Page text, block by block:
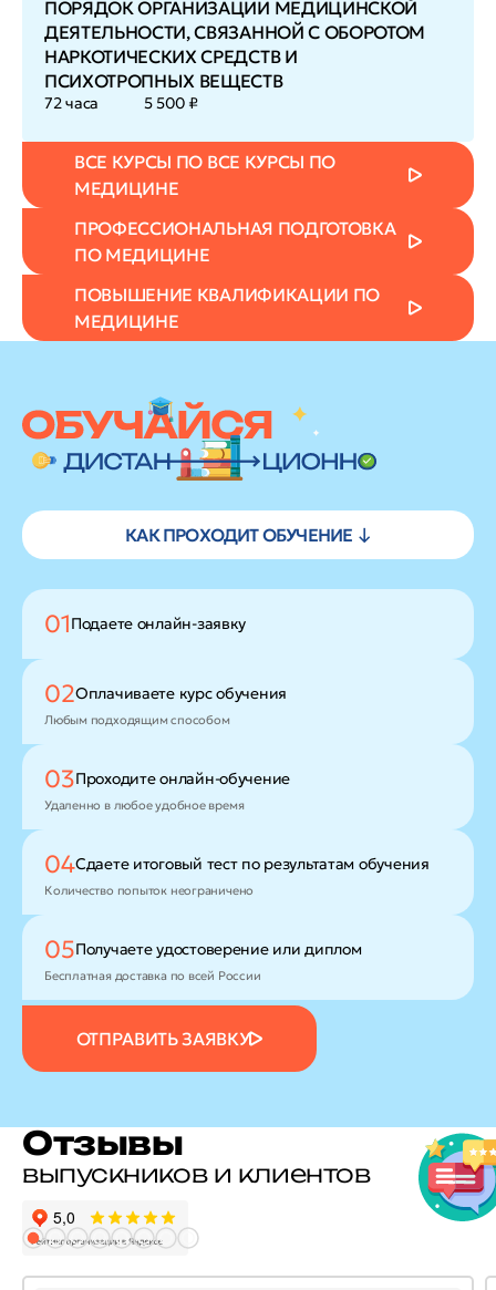
ПОРЯДОК ОРГАНИЗАЦИИ МЕДИЦИНСКОЙ
ДЕЯТЕЛЬНОСТИ, СВЯЗАННОЙ С ОБОРОТОМ
НАРКОТИЧЕСКИХ СРЕДСТВ И
ПСИХОТРОПНЫХ ВЕЩЕСТВ
72 часа 5 500 ₽
ВСЕ КУРСЫ ПО ВСЕ КУРСЫ ПО
МЕДИЦИНЕ
ПРОФЕССИОНАЛЬНАЯ ПОДГОТОВКА
ПО МЕДИЦИНЕ
ПОВЫШЕНИЕ КВАЛИФИКАЦИИ ПО
МЕДИЦИНЕ
КАК ПРОХОДИТ ОБУЧЕНИЕ ↓
01Подаете онлайн-заявку
ОТПРАВИТЬ ЗАЯВКУ
02Оплачиваете курс обучения
Любым подходящим способом
03Проходитеонлайн-обучение
Удаленно в любое удобное время
04Сдаете итоговый тест по результатам обучения
Количество попыток неограничено
05Получаете удостоверение или диплом
Бесплатная доставка по всей России
Отзывы
выпускников и клиентов